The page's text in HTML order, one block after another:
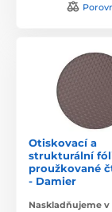
Otiskovací a
strukturální
proužkované
- Damier
Naskladňujeme v